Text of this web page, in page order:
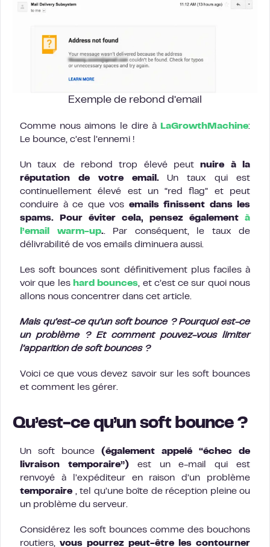
Exemple de rebond d’email
Comme nous aimons le dire à LaGrowthMachine:
Le bounce, c’est l’ennemi !
Un taux de rebond trop élevé peutnuire à la
réputation de votre email.Un taux qui est
continuellement élevé est un “red flag” et peut
conduire à ce que vos emails finissent dans les
spams. Pour éviter cela, pensez également à
l’email warm-up.. Par conséquent, le taux de
délivrabilité de vos emails diminuera aussi.
Les soft bounces sont définitivement plus faciles à
voir que les hard bounces, et c’est ce sur quoi nous
allons nous concentrer dans cet article.
Mais qu’est-ce qu’un soft bounce ? Pourquoi est-ce
un problème ? Et comment pouvez-vous limiter
l’apparition de soft bounces ?
Voici ce que vous devez savoir sur les soft bounces
et comment les gérer.
Qu’est-ce qu’un soft bounce ?
Un soft bounce (également appelé “échec de
livraison temporaire”)est un e-mail qui est
renvoyé à l’expéditeur en raison d’un problème
temporaire , tel qu’une boîte de réception pleine ou
un problème du serveur.
Considérez les soft bounces comme des bouchons
routiers, vous pourrez peut-être les contourner